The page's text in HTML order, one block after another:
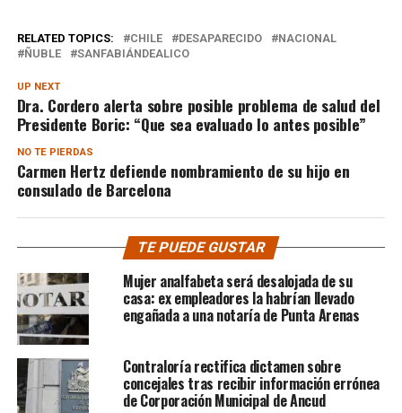
RELATED TOPICS: CHILE DESAPARECIDO
NACIONAL
ÑUBLE
SANFABIÁNDEALICO
UP NEXT
Dra. Cordero alerta sobre posible problema de salud del
Presidente Boric: “Que sea evaluado lo antes posible”
NO TE PIERDAS
Carmen Hertz defiende nombramiento de su hijo en
consulado de Barcelona
TE PUEDE GUSTAR
Mujer analfabeta será desalojada de su
casa: ex empleadores la habrían llevado
engañada a una notaría de Punta Arenas
Contraloría rectifica dictamen sobre
concejales tras recibir información errónea
de Corporación Municipal de Ancud